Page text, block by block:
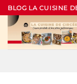
Passer
au
contenu
BLOG LA CUISINE